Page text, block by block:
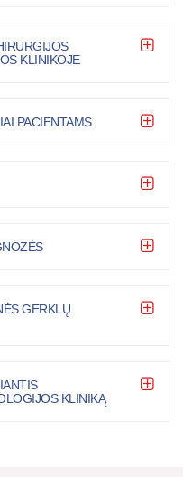
KLINIKOJE
PACIENTAMS
GERKLŲ
KLINIKĄ